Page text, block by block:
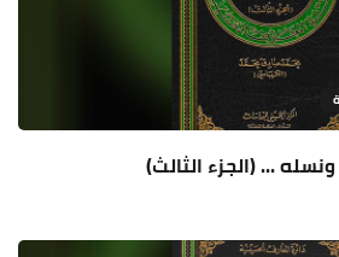
... (الجزء الثالث)